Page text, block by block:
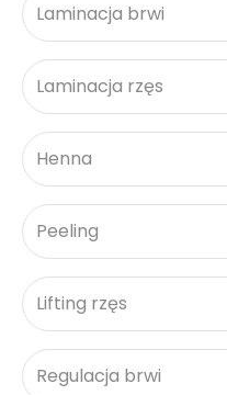
Laminacja brwi
Laminacja rzęs
Henna
Peeling
Lifting rzęs
Regulacja brwi